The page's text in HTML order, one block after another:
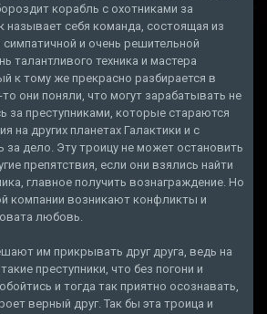
корабль с охотниками за
называет себя команда, состоящая из
и очень решительной
талантливого техника и мастера
к тому же прекрасно разбирается в
они поняли, что могут зарабатывать не
за преступниками, которые стараются
на других планетах Галактики и с
за дело. Эту троицу не может остановить
препятствия, если они взялись найти
главное получить вознаграждение. Но
компании возникают конфликты и
любовь.
им прикрывать друг друга, ведь на
преступники, что без погони и
и тогда так приятно осознавать,
верный друг. Так бы эта троица и